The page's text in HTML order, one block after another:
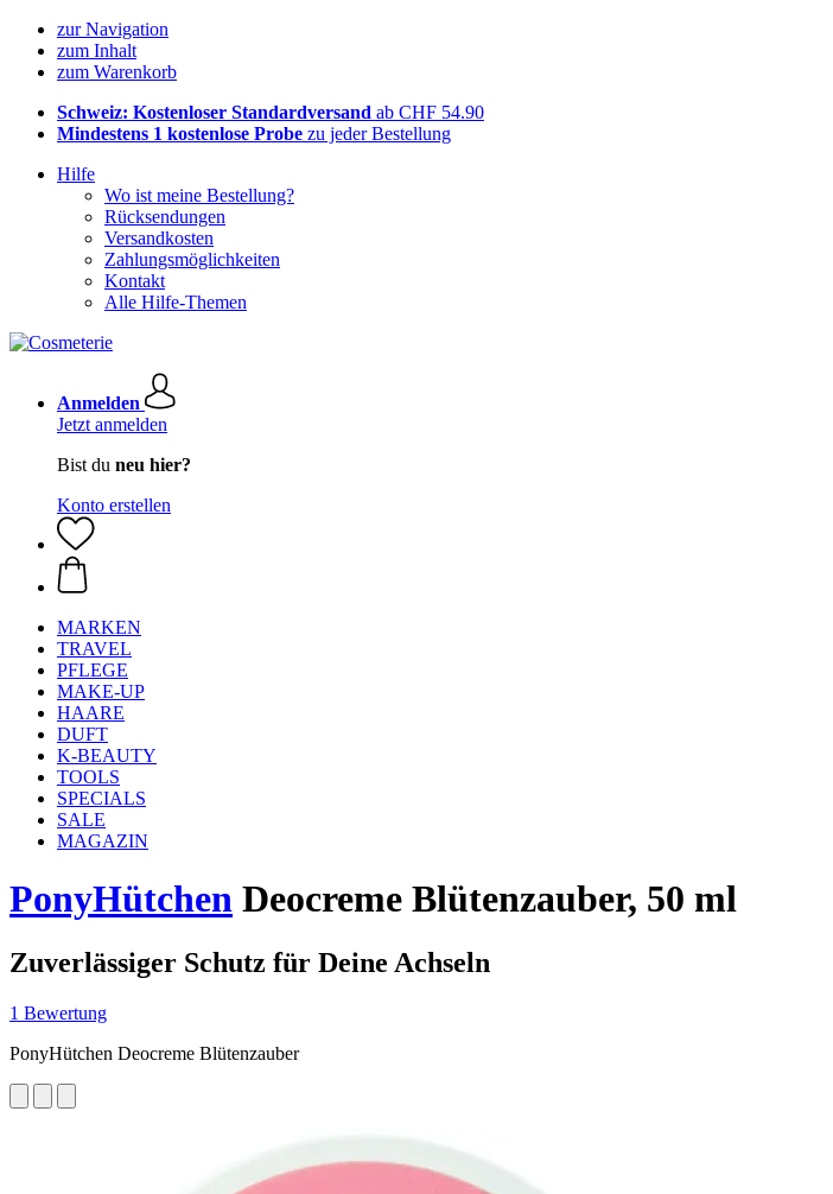
zur Navigation
zum Inhalt
zum Warenkorb
Schweiz: Kostenloser Standardversand ab CHF 54.90
Mindestens 1 kostenlose Probe zu jeder Bestellung
Hilfe
Wo ist meine Bestellung?
Rücksendungen
Versandkosten
Zahlungsmöglichkeiten
Kontakt
Alle Hilfe-Themen
Anmelden
Jetzt anmelden
Bist du neu hier?
Konto erstellen
MARKEN
TRAVEL
PFLEGE
MAKE-UP
HAARE
DUFT
K-BEAUTY
TOOLS
SPECIALS
SALE
MAGAZIN
PonyHütchen Deocreme Blütenzauber, 50 ml
Zuverlässiger Schutz für Deine Achseln
1 Bewertung
PonyHütchen Deocreme Blütenzauber